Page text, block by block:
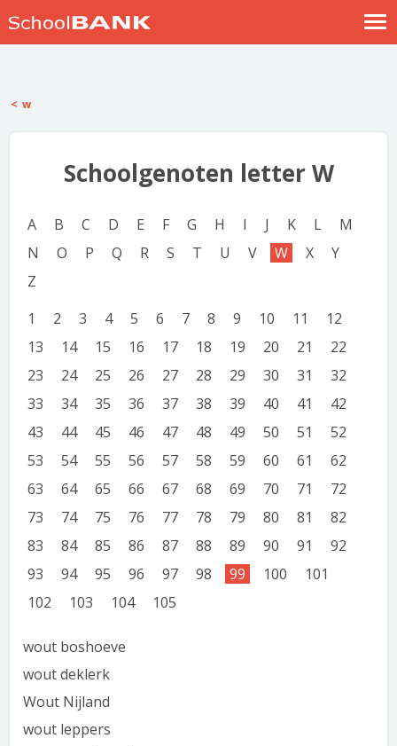
Help
w
Schoolgenoten letter W
A B C D E F G H I J K L
M
N
O P Q R S T U V W X
Y
Z
1
2 3 4 5 6 7 8 9 10 11
12
13
14 15 16 17 18 19 20 21
22
23
24 25 26 27 28 29 30 31
32
33
34 35 36 37 38 39 40 41
42
43
44 45 46 47 48 49 50 51
52
53
54 55 56 57 58 59 60 61
62
63
64 65 66 67 68 69 70 71
72
73
74 75 76 77 78 79 80 81
82
83
84 85 86 87 88 89 90 91
92
93
94 95 96 97 98 99 100
101
102
103 104 105
wout boshoeve
wout deklerk
Wout Nijland
wout leppers